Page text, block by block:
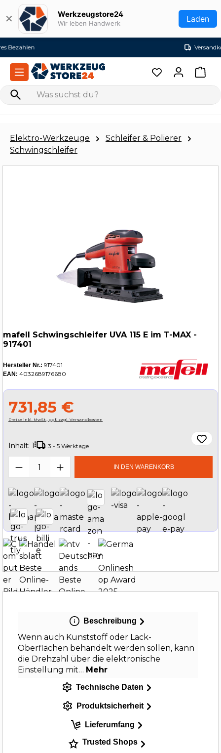
Zum Hauptinhalt springen
✕ Werkzeugstore24
Wir leben Handwerk Laden
Elektro-Werkzeuge
Schleifer & Polierer
Schwingschleifer
mafell Schwingschleifer UVA 115 E im T-MAX -
917401
Hersteller Nr.: 917401
EAN: 4032689176680
731,85 €
Preise inkl. MwSt., ggf. zzgl. Versandkosten
Inhalt: 1 3 - 5 Werktage
Produkt Anzahl: Gib denIN DEN WARENKORB
Beschreibung
Wenn auch Kunststoff oder Lack-
Oberflächen behandelt werden sollen, kann
die Drehzahl über die elektronische
Einstellung mit… Mehr
Technische Daten
Produktsicherheit
Lieferumfang
Trusted Shops